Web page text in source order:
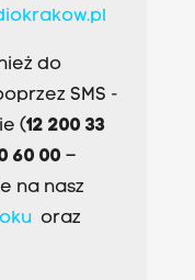
do
SMS -
(12 200 33
60 00 –
na nasz
oraz